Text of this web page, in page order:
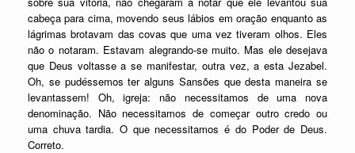
cabeça para cima, movendo seus lábios em oração enquanto as
lágrimas brotavam das covas que uma vez tiveram olhos. Eles
não o notaram. Estavam alegrando-se muito. Mas ele desejava
que Deus voltasse a se manifestar, outra vez, a esta Jezabel.
Oh, se pudéssemos ter alguns Sansões que desta maneira se
levantassem! Oh, igreja: não necessitamos de uma nova
denominação. Não necessitamos de começar outro credo ou
uma chuva tardia. O que necessitamos é do Poder de Deus.
Correto.